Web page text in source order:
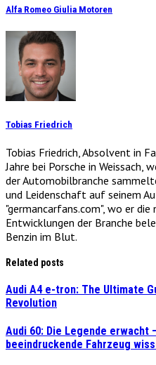
Alfa Romeo Giulia Motoren
Tobias Friedrich
Tobias Friedrich, Absolvent in
Jahre bei Porsche in Weissach,
der Automobilbranche
und Leidenschaft auf seinem
"germancarfans.com", wo er die
Entwicklungen der Branche
Benzin im Blut.
Related posts
Audi A4 e-tron: The Ultimate
Revolution
Audi 60: Die Legende erwacht
beeindruckende Fahrzeug